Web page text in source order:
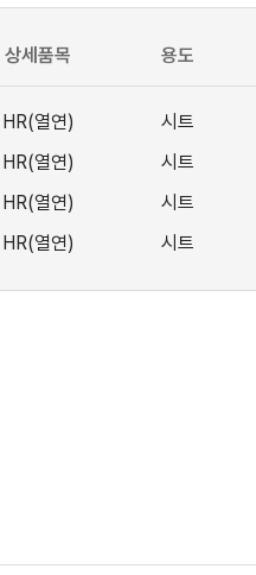
상세품목 용도
HR(열연) 시트
HR(열연) 시트
HR(열연) 시트
HR(열연) 시트